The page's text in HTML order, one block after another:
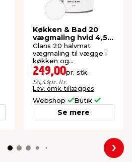
Køkken & Bad 20
vægmaling hvid 4,5
liter - Stabile®
Glans 20 halvmat
vægmaling til vægge i
køkken og
badeværelse.
249,00pr. stk.
55,33pr. ltr.
Lev. omk. tillægges
Webshop Butik
Se mere